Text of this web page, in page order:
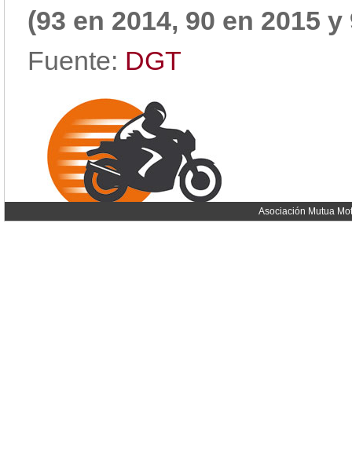
(93 en 2014, 90 en 2015 y
Fuente: DGT
Asociación Mutua